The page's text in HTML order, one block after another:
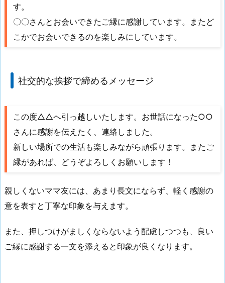
す。
〇〇さんとお会いできたご縁に感謝しています。またど
こかでお会いできるのを楽しみにしています。
社交的な挨拶で締めるメッセージ
この度△△へ引っ越しいたします。お世話になった○○
さんに感謝を伝えたく、連絡しました。
新しい場所での生活も楽しみながら頑張ります。またご
縁があれば、どうぞよろしくお願いします！
親しくないママ友には、あまり長文にならず、軽く感謝の
意を表すと丁寧な印象を与えます。
また、押しつけがましくならないよう配慮しつつも、良い
ご縁に感謝する一文を添えると印象が良くなります。